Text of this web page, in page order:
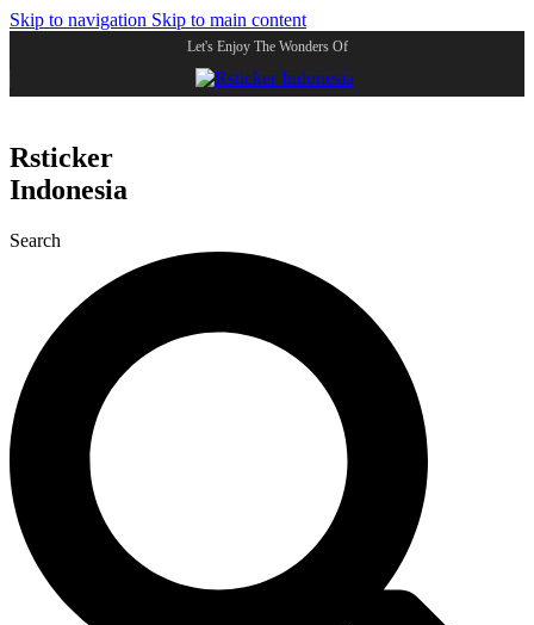
Skip to navigation Skip to main content
Let's Enjoy The Wonders Of
Rsticker
Indonesia
Search